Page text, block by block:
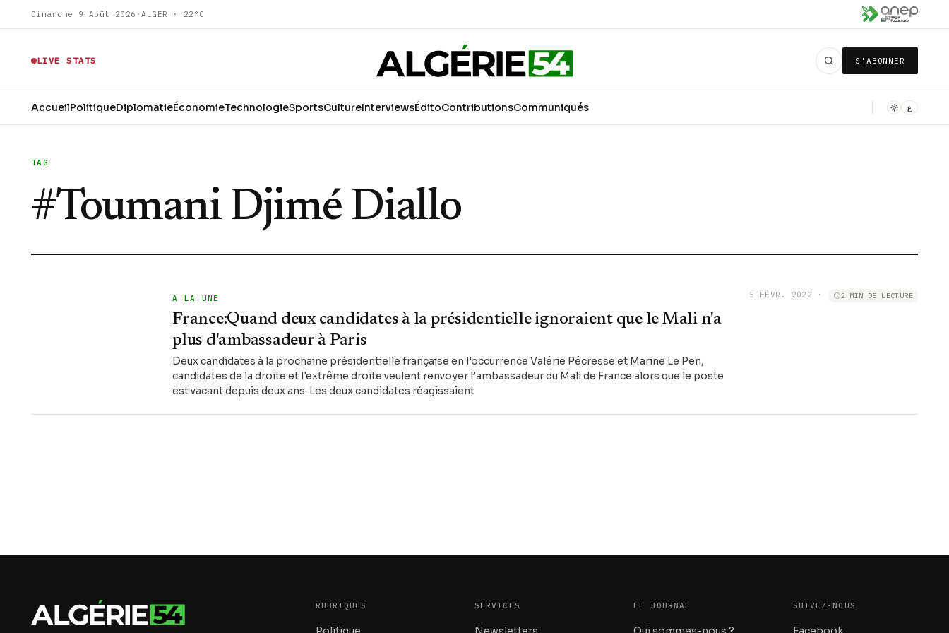
Dimanche 9 Août 2026 ·ALGER · 22°C
LIVE STATS S'ABONNER
AccueilPolitiqueDiplomatieÉconomieTechnologieSportsCultureInterviewsÉditoContributionsCommuniqués ع
TAG
#Toumani Djimé Diallo
A LA UNE
France:Quand deux candidates à la présidentielle ignoraient que le Mali n'a
plus d'ambassadeur à Paris
Deux candidates à la prochaine présidentielle française en l'occurrence Valérie Pécresse et Marine Le Pen,
candidates de la droite et l'extrême droite veulent renvoyer l’ambassadeur du Mali de France alors que le poste
est vacant depuis deux ans. Les deux candidates réagissaient
5 FÉVR. 2022 · 2 MIN DE LECTURE
RUBRIQUES SERVICES LE JOURNAL SUIVEZ-NOUS